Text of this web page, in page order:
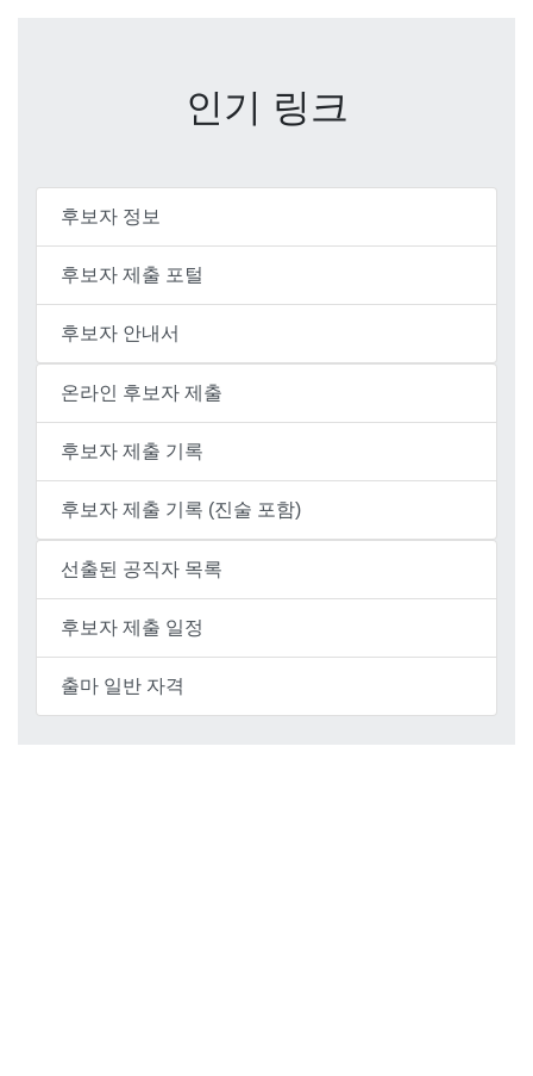
인기 링크
후보자 정보
후보자 제출 포털
후보자 안내서
온라인 후보자 제출
후보자 제출 기록
후보자 제출 기록 (진술 포함)
선출된 공직자 목록
후보자 제출 일정
출마 일반 자격